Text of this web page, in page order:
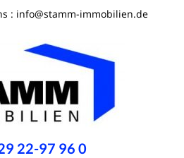
: info@stamm-immobilien.de
22-97 96 0